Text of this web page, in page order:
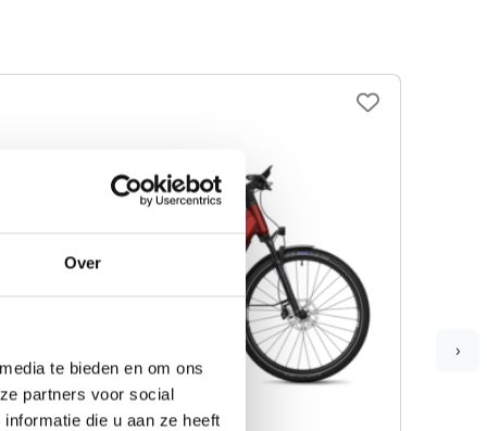
Over
te bieden en om ons
partners voor social
die u aan ze heeft
›